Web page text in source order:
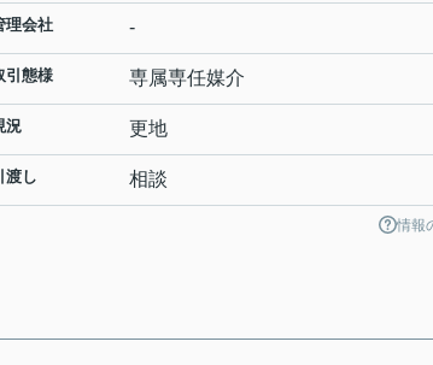
理会社 -
引態様 専属専任媒介
況 更地
渡し 相談
情報